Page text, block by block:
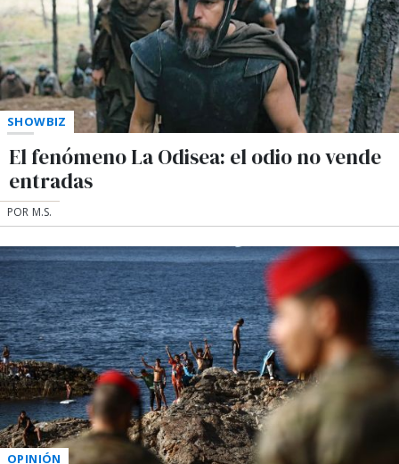
SHOWBIZ
El fenómeno La Odisea: el odio no vende
entradas
POR M.S.
OPINIÓN